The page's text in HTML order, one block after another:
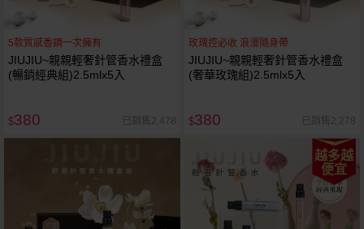
5款質感香調一次擁有
JIUJIU~親親輕奢針管香水禮盒
(暢銷經典組)2.5mlx5入
$380 已銷售2,478
玫瑰控必收 浪漫隨身帶
JIUJIU~親親輕奢針管香水禮盒
(奢華玫瑰組)2.5mlx5入
$380 已銷售2,278
越多越
便宜